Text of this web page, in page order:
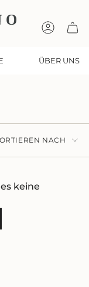
KONTO
ÜBER UNS
NACH
keine